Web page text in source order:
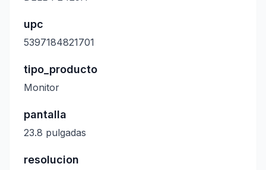
upc
5397184821701
tipo_producto
Monitor
pantalla
23.8 pulgadas
resolucion